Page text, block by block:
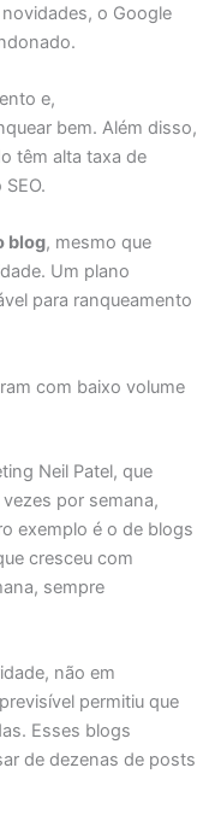
o Google
e,
bem. Além disso,
têm alta taxa de
blog, mesmo que
Um plano
para ranqueamento
com baixo volume
Neil Patel, que
por semana,
exemplo é o de blogs
cresceu com
sempre
não em
previsível permitiu que
Esses blogs
de dezenas de posts